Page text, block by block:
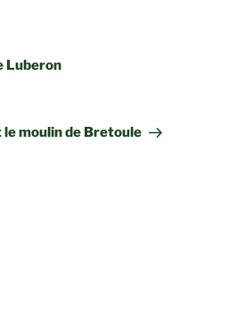
Luberon
le moulin de Bretoule